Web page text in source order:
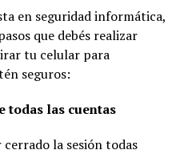
en seguridad informática,
que debés realizar
tu celular para
seguros:
todas las cuentas
la sesión todas